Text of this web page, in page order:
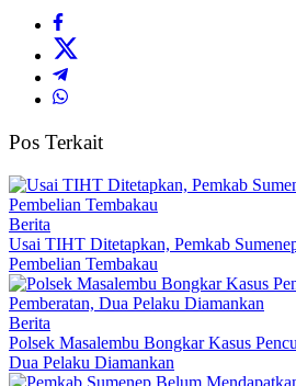
Pos Terkait
Berita
Usai TIHT Ditetapkan, Pemkab
Pembelian Tembakau
Berita
Polsek Masalembu Bongkar Kasus
Dua Pelaku Diamankan